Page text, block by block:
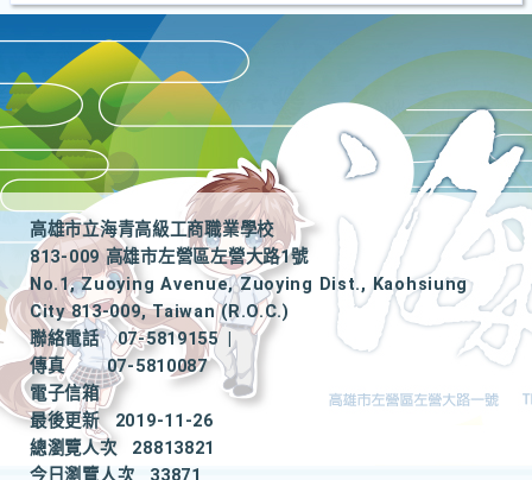
高雄市立海青高級工商職業學校
813-009 高雄市左營區左營大路1號
No.1, Zuoying Avenue, Zuoying Dist., Kaohsiung
City 813-009, Taiwan (R.O.C.)
聯絡電話
07-5819155
|
傳真
07-5810087
電子信箱
最後更新
2019-11-26
總瀏覽人次
28813821
今日瀏覽人次
33871